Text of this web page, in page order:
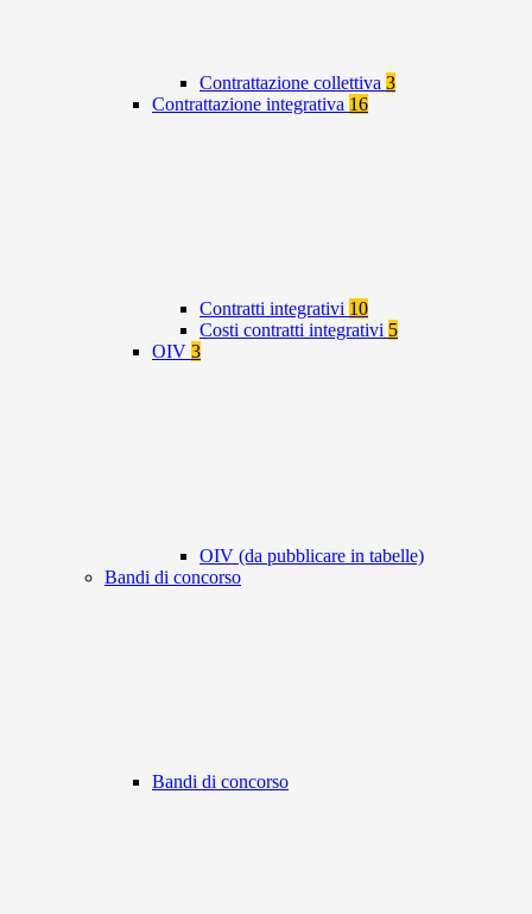
Contrattazione collettiva 3
Contrattazione integrativa 16
Contratti integrativi 10
Costi contratti integrativi 5
OIV 3
OIV (da pubblicare in tabelle)
Bandi di concorso
Bandi di concorso